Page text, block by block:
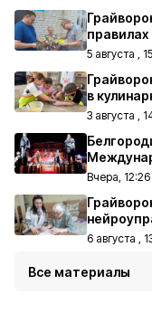
5 августа ,
в
3 августа ,
Вчера, 12:26
6 августа ,
Все материалы